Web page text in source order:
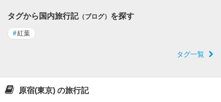
タグから国内旅行記（ブログ） を探す
#紅葉
タグ一覧
原宿(東京) の旅行記